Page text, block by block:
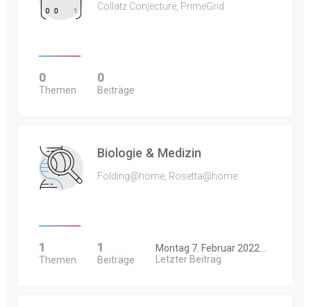
Collatz Conjecture, PrimeGrid
0
Themen
0
Beiträge
Biologie & Medizin
Folding@home, Rosetta@home
1
Themen
1
Beiträge
Montag 7. Februar 2022…
Letzter Beitrag